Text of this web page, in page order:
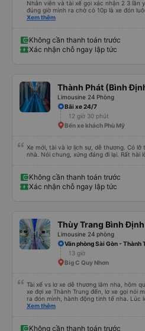
Nhân viên và tài xế gọi xác nhận 2 3 lần
đúng giờ mình ra chờ có 10p là xe đón
đợi cực + Xe mới, xịn, thơm và Đặt biệt là cực kỳ ưng mền gối trên xe luôn
trên không bị vướng chân như các xe khác mình từng đi
tình hỗ trợ hỏi đón trả cực bao nhiệt tình nhẹ nhàn
có bánh nước, khăn lạnh. Tới trạm tài xế
Xem thêm
Không cần thanh toán trước
Xác nhận chỗ ngay lập tức
Thành Phát (Bình
Limousine 24 Phòng
Bãi xe 24/7
12 giờ 30 phút
Bến xe khách Phù Mỹ
Xe mới, tài và lơ lịch sự, dễ thương. Có
nhà. Nói chung, xứng đáng đi lại. Rất hài
Không cần thanh toán trước
Xác nhận chỗ ngay lập tức
Thùy Trang Bình Định
Limousine 24 phòng
Văn phòng Sài Gòn - Thành
13 giờ
Big C Quy Nhơn
Tài xế vs lơ xe dễ thương lắm nha, hôm
xe đợi xe Thành Trung đến, lơ xe gọi nói
ra đón mình, hành động tinh tế nha. Lúc
cho mình cái chăn bông, lúc xuống xe
bố mẹ đi, bố mẹ khen không hết lời. Cảm
Xem thêm
Không cần thanh toán trước